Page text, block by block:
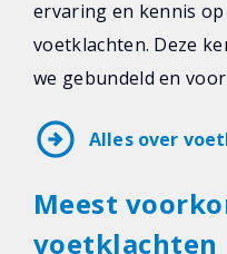
ervaring en kennis
voetklachten. Deze
we gebundeld en
arrow_circle_right Alles over
Meest
voetklachten